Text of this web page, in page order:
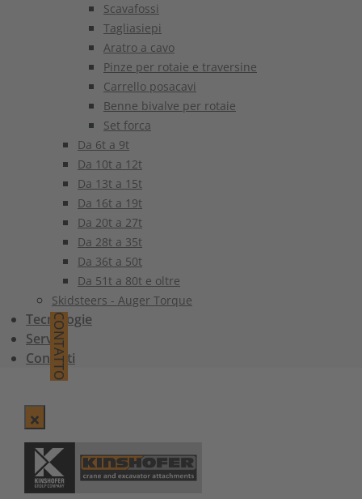
Scavafossi
Tagliasiepi
Aratro a cavo
Pinze per rotaie e traversine
Carrello posacavi
Benne bivalve per rotaie
Set forca
Da 6t a 9t
Da 10t a 12t
Da 13t a 15t
Da 16t a 19t
Da 20t a 27t
Da 28t a 35t
Da 36t a 50t
Da 51t a 80t e oltre
Skidsteers - Auger Torque
Tecnologie
Servizi
Contatti
CONTATTO